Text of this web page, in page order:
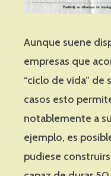
Aunque suene
empresas que
“ciclo de vida” de
casos esto
notablemente a
ejemplo, es
pudiese